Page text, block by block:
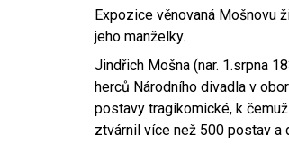
Expozice věnovaná Mošnovu
jeho manželky.
Jindřich Mošna (nar. 1.srpna
herců Národního divadla v
postavy tragikomické, k
ztvárnil více než 500 postav a